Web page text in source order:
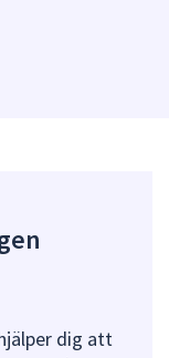
dig att